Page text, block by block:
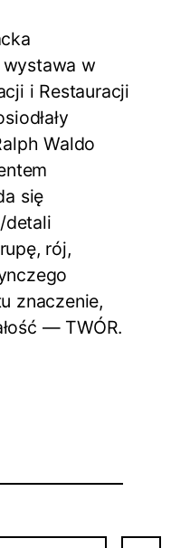
w
i Restauracji
Waldo
się
detali
rój,
znaczenie,
— TWÓR.